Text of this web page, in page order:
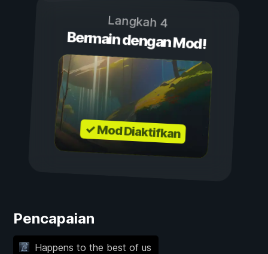
Langkah 4
Bermain dengan Mod!
✓ Mod Diaktifkan
Pencapaian
Happens to the best of us